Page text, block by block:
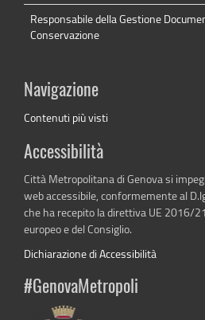
Responsabile della Gestione
Conservazione
Navigazione
Contenuti più visti
Accessibilità
Città Metropolitana di Genova si
web accessibile, conformemente al
che ha recepito la direttiva UE 2016/
europeo e del Consiglio.
Dichiarazione di Accessibilità
#GenovaMetropoli